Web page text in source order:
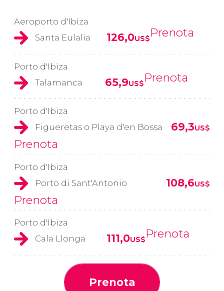
Aeroporto d'Ibiza
Santa Eulalia
126,0US$Prenota
Porto d'Ibiza
Talamanca
65,9US$Prenota
Porto d'Ibiza
Figueretas o Playa d'en Bossa
69,3US$
Prenota
Porto d'Ibiza
Porto di Sant'Antonio
108,6US$
Prenota
Porto d'Ibiza
Cala Llonga
111,0US$Prenota
Prenota